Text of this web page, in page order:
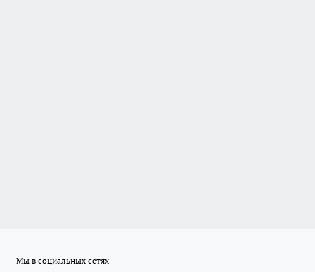
Мы в социальных сетях